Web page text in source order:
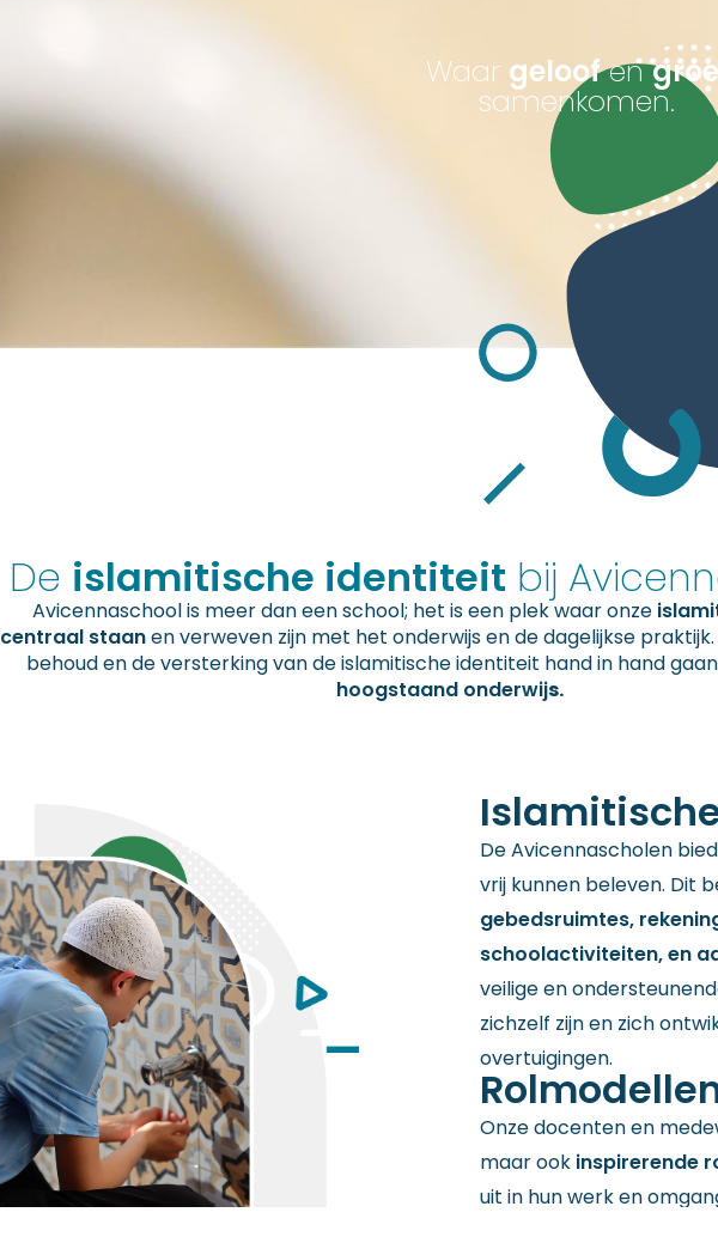
Waar geloofen
samenkomen.
De islamitische identiteit bij
Avicennaschool is meer dan een school; het is een plek waar onze
centraal staanen verweven zijn met het onderwijs en de dagelijkse
behoud en de versterking van de islamitische identiteit hand in hand
hoogstaand onderwijs.
De Avicennascholen
vrij kunnen beleven. Dit
gebedsruimtes,
schoolactiviteiten, en
veilige en
zichzelf zijn en zich
overtuigingen.
Onze docenten en
maar ook inspirerende
uit in hun werk en